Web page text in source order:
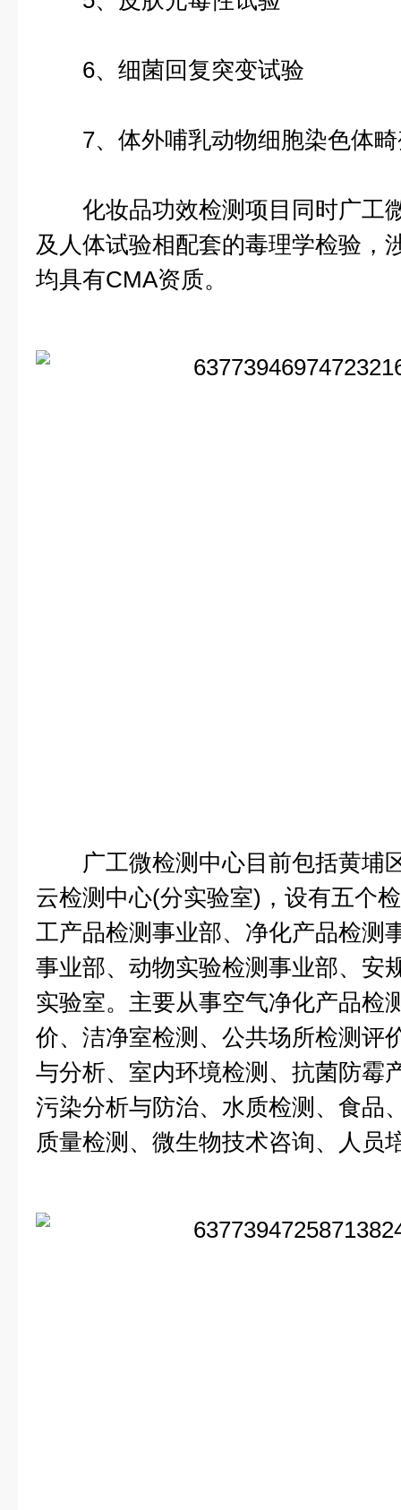
6、细菌回复突变试验
7、体外哺乳动物细胞染色体畸
化妆品功效检测项目同时广工
及人体试验相配套的毒理学检验，
均具有CMA资质。
广工微检测中心目前包括黄埔
云检测中心(分实验室)，设有五个
工产品检测事业部、净化产品检测
事业部、动物实验检测事业部、安
实验室。主要从事空气净化产品检
价、洁净室检测、公共场所检测评
与分析、室内环境检测、抗菌防霉
污染分析与防治、水质检测、食品
质量检测、微生物技术咨询、人员